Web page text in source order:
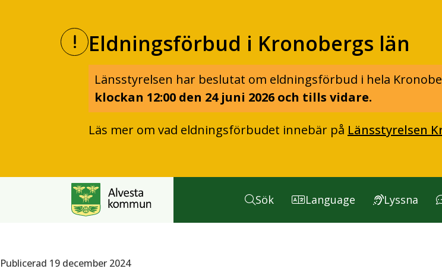
Eldningsförbud i Kronobergs län
Länsstyrelsen har beslutat om eldningsförbud i hela
klockan 12:00 den 24 juni 2026 och tills vidare.
Läs mer om vad eldningsförbudet innebär på Länsstyrelsen
Sök Language Lyssna
Publicerad 19 december 2024